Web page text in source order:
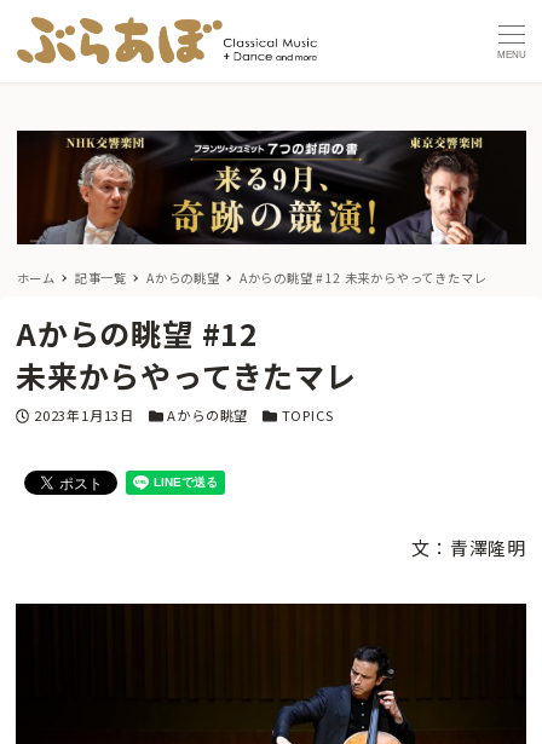
MENU
ホーム 記事一覧 Aからの眺望 Aからの眺望 #12 未来からやってきたマレ
Aからの眺望 #12
未来からやってきたマレ
投稿日
2023年1月13日 カテゴリー
Aからの眺望 カテゴリー
TOPICS
文：青澤隆明